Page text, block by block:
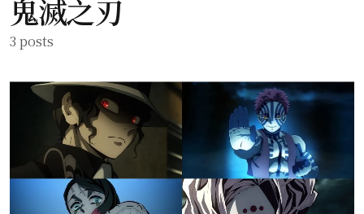
鬼滅之刃
3 posts